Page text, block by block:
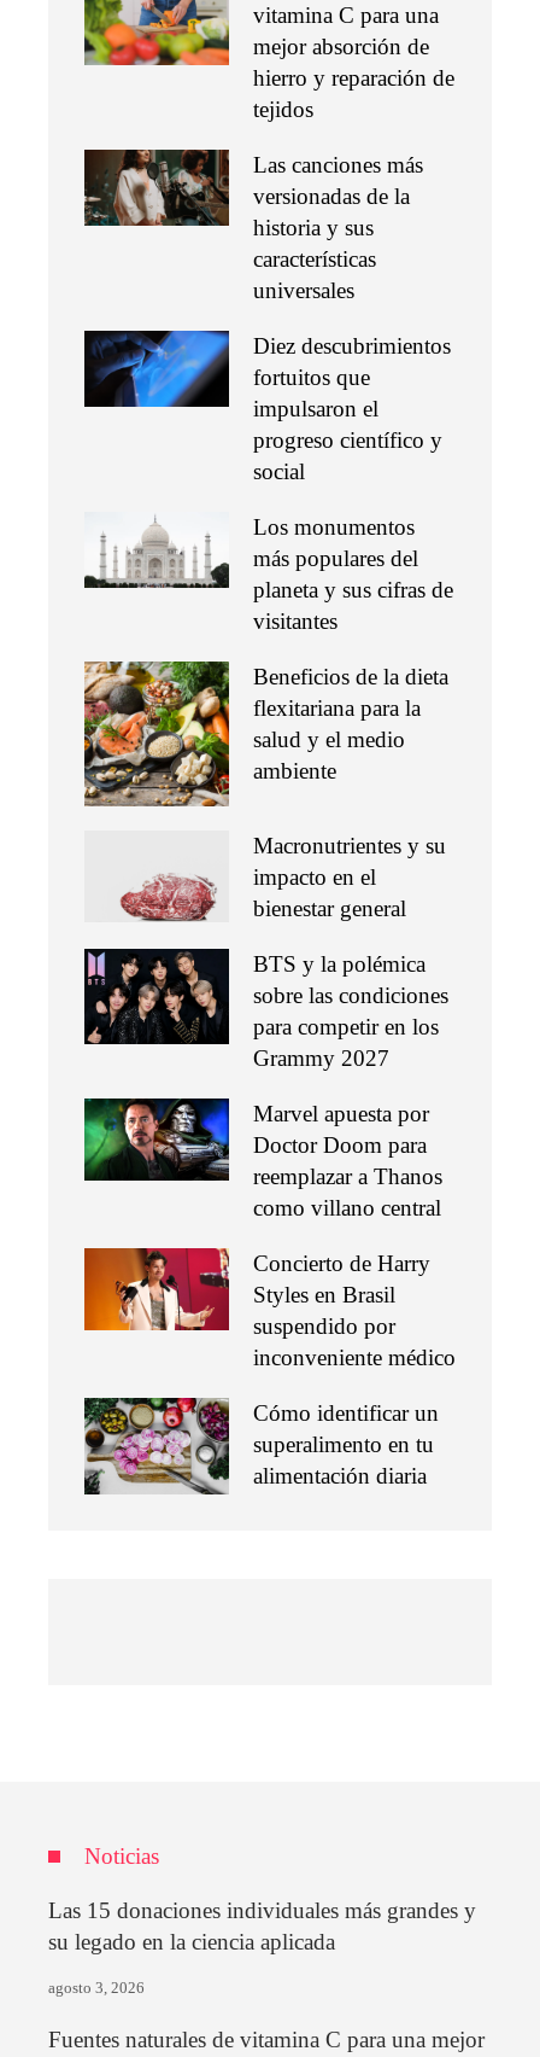
vitamina C para una
mejor absorción de
hierro y reparación de
tejidos
Las canciones más
versionadas de la
historia y sus
características
universales
Diez descubrimientos
fortuitos que
impulsaron el
progreso científico y
social
Los monumentos
más populares del
planeta y sus cifras de
visitantes
Beneficios de la dieta
flexitariana para la
salud y el medio
ambiente
Macronutrientes y su
impacto en el
bienestar general
BTS y la polémica
sobre las condiciones
para competir en los
Grammy 2027
Marvel apuesta por
Doctor Doom para
reemplazar a Thanos
como villano central
Concierto de Harry
Styles en Brasil
suspendido por
inconveniente médico
Cómo identificar un
superalimento en tu
alimentación diaria
Noticias
Las 15 donaciones individuales más grandes y
su legado en la ciencia aplicada
agosto 3, 2026
Fuentes naturales de vitamina C para una mejor